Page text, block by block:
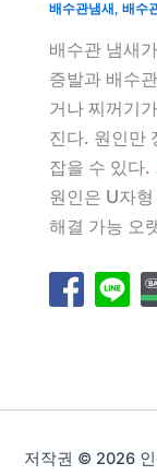
배수관냄새 , 배수
배수관 냄새
증발과 배수
거나 찌꺼기
진다. 원인만
잡을 수 있다.
원인은 U자
해결 가능 오
저작권 © 2026